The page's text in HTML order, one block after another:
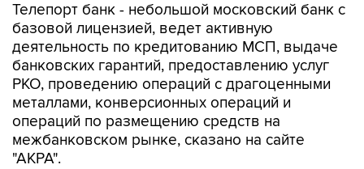
Телепорт банк - небольшой московский банк с
базовой лицензией, ведет активную
деятельность по кредитованию МСП, выдаче
банковских гарантий, предоставлению услуг
РКО, проведению операций с драгоценными
металлами, конверсионных операций и
операций по размещению средств на
межбанковском рынке, сказано на сайте
"АКРА".